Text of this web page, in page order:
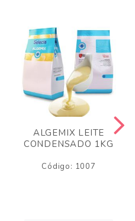
ALGEMIX LEITE
CONDENSADO 1KG
Código: 1007